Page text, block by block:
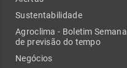
Sustentabilidade
Agroclima - Boletim Semanal
de previsão do tempo
Negócios